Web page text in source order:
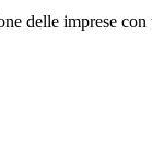
delle imprese